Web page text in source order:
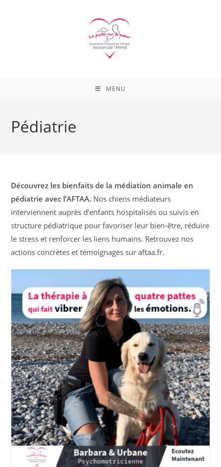
MENU
Pédiatrie
Découvrez les bienfaits de la médiation animale en
pédiatrie avec l’AFTAA. Nos chiens médiateurs
interviennent auprès d’enfants hospitalisés ou suivis en
structure pédiatrique pour favoriser leur bien-être, réduire
le stress et renforcer les liens humains. Retrouvez nos
actions concrètes et témoignages sur aftaa.fr.